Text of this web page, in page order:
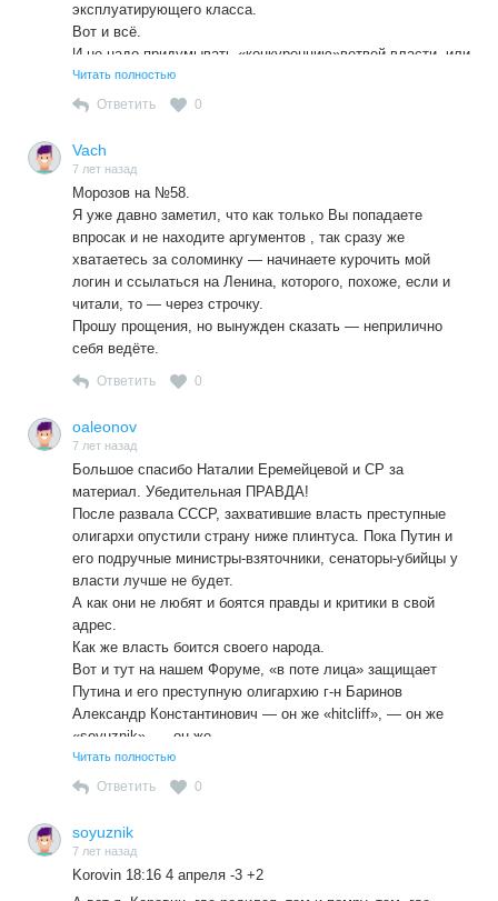
эксплуатирующего класса.
Вот и всё.
И не надо придумывать «конкуренцию»ветвей власти, или
приплетать сюда многопартийность.
Читать полностью
Ответить 0
Vach
7 лет назад
Морозов на №58.
Я уже давно заметил, что как только Вы попадаете
впросак и не находите аргументов , так сразу же
хватаетесь за соломинку — начинаете курочить мой
логин и ссылаться на Ленина, которого, похоже, если и
читали, то — через строчку.
Прошу прощения, но вынужден сказать — неприлично
себя ведёте.
Ответить 0
oaleonov
7 лет назад
Большое спасибо Наталии Еремейцевой и СР за
материал. Убедительная ПРАВДА!
После развала СССР, захватившие власть преступные
олигархи опустили страну ниже плинтуса. Пока Путин и
его подручные министры-взяточники, сенаторы-убийцы у
власти лучше не будет.
А как они не любят и боятся правды и критики в свой
адрес.
Как же власть боится своего народа.
Вот и тут на нашем Форуме, «в поте лица» защищает
Путина и его преступную олигархию г-н Баринов
Александр Константинович — он же «hitcliff», — он же
«soyuznik», — он же …..
Безусловно, ему хорошо платят.
Баринов (наемник власти) как хамелеон отрабатывает
форума.
Читать полностью
Ответить 0
soyuznik
7 лет назад
Korovin 18:16 4 апреля -3 +2